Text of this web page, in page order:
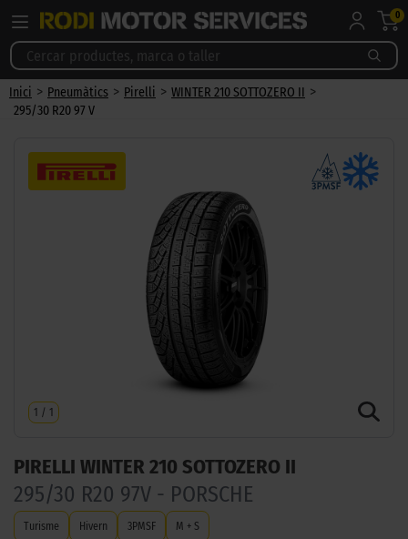
0
Inici > Pneumàtics > Pirelli > WINTER 210 SOTTOZERO II >
295/30 R20 97 V
1 / 1
PIRELLI WINTER 210 SOTTOZERO II
295/30 R20 97V - PORSCHE
Turisme Hivern 3PMSF M + S